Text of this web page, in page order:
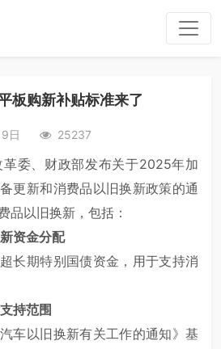
板购新补贴标准来了
日 25237
委、财政部发布关于2025年加
更新和消费品以旧换新政策的通
品以旧换新，包括：
资金分配
长期特别国债资金，用于支持消
持范围
车以旧换新有关工作的通知》基